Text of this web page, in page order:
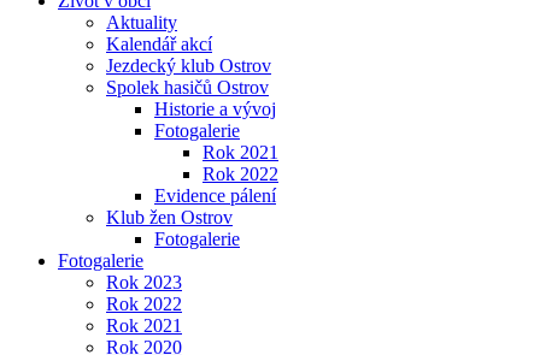
Aktuality
Kalendář akcí
Jezdecký klub Ostrov
Spolek hasičů Ostrov
Historie a vývoj
Fotogalerie
Rok 2021
Rok 2022
Evidence pálení
Klub žen Ostrov
Fotogalerie
Fotogalerie
Rok 2023
Rok 2022
Rok 2021
Rok 2020